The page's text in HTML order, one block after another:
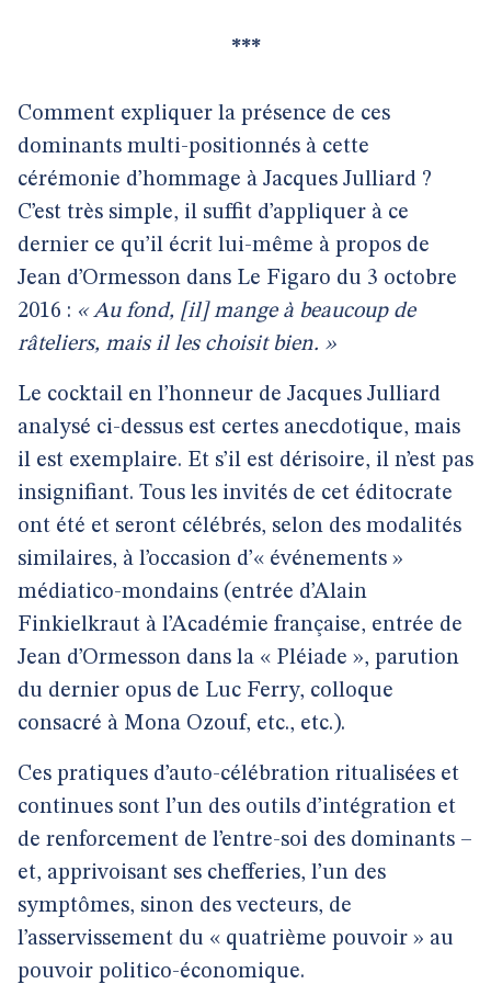
***
Comment expliquer la présence de ces
dominants multi-positionnés à cette
cérémonie d’hommage à Jacques Julliard ?
C’est très simple, il suffit d’appliquer à ce
dernier ce qu’il écrit lui-même à propos de
Jean d’Ormesson dans Le Figaro du 3 octobre
2016 : « Au fond, [il] mange à beaucoup de
râteliers, mais il les choisit bien. »
Le cocktail en l’honneur de Jacques Julliard
analysé ci-dessus est certes anecdotique, mais
il est exemplaire. Et s’il est dérisoire, il n’est pas
insignifiant. Tous les invités de cet éditocrate
ont été et seront célébrés, selon des modalités
similaires, à l’occasion d’« événements »
médiatico-mondains (entrée d’Alain
Finkielkraut à l’Académie française, entrée de
Jean d’Ormesson dans la « Pléiade », parution
du dernier opus de Luc Ferry, colloque
consacré à Mona Ozouf, etc., etc.).
Ces pratiques d’auto-célébration ritualisées et
continues sont l’un des outils d’intégration et
de renforcement de l’entre-soi des dominants –
et, apprivoisant ses chefferies, l’un des
symptômes, sinon des vecteurs, de
l’asservissement du « quatrième pouvoir » au
pouvoir politico-économique.